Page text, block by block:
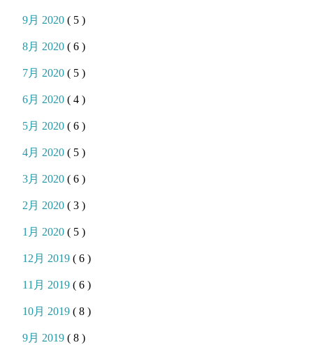
9月 2020( 5 )
8月 2020( 6 )
7月 2020( 5 )
6月 2020( 4 )
5月 2020( 6 )
4月 2020( 5 )
3月 2020( 6 )
2月 2020( 3 )
1月 2020( 5 )
12月 2019( 6 )
11月 2019( 6 )
10月 2019( 8 )
9月 2019( 8 )